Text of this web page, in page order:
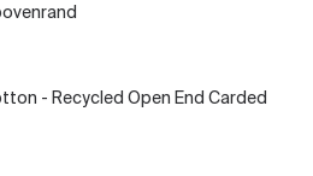
- Recycled Open End Carded